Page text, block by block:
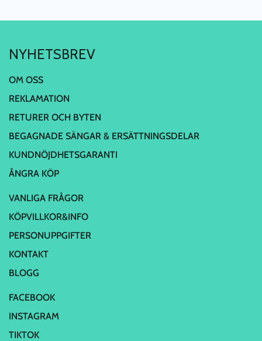
NYHETSBREV
OM OSS
REKLAMATION
RETURER OCH BYTEN
BEGAGNADE SÄNGAR & ERSÄTTNINGSDELAR
KUNDNÖJDHETSGARANTI
ÅNGRA KÖP
VANLIGA FRÅGOR
KÖPVILLKOR&INFO
PERSONUPPGIFTER
KONTAKT
BLOGG
FACEBOOK
INSTAGRAM
TIKTOK